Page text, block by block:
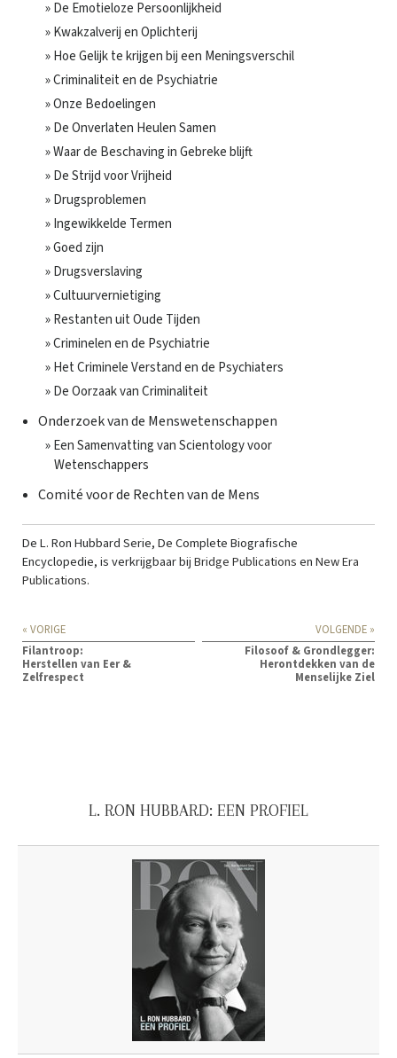
» De Emotieloze Persoonlijkheid
» Kwakzalverij en Oplichterij
» Hoe Gelijk te krijgen bij een Meningsverschil
» Criminaliteit en de Psychiatrie
» Onze Bedoelingen
» De Onverlaten Heulen Samen
» Waar de Beschaving in Gebreke blijft
» De Strijd voor Vrijheid
» Drugsproblemen
» Ingewikkelde Termen
» Goed zijn
» Drugsverslaving
» Cultuurvernietiging
» Restanten uit Oude Tijden
» Criminelen en de Psychiatrie
» Het Criminele Verstand en de Psychiaters
» De Oorzaak van Criminaliteit
Onderzoek van de Menswetenschappen
» Een Samenvatting van Scientology voor
Wetenschappers
Comité voor de Rechten van de Mens
De L. Ron Hubbard Serie, De Complete Biografische
Encyclopedie, is verkrijgbaar bijBridge PublicationsenNew Era
Publications.
« VORIGE
Filantroop:
Herstellen van Eer &
Zelfrespect
VOLGENDE »
Filosoof & Grondlegger:
Herontdekken van de
Menselijke Ziel
L. RON HUBBARD: EEN PROFIEL